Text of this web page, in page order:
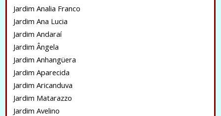
Jardim Analia Franco
Jardim Ana Lucia
Jardim Andaraí
Jardim Ângela
Jardim Anhangüera
Jardim Aparecida
Jardim Aricanduva
Jardim Matarazzo
Jardim Avelino